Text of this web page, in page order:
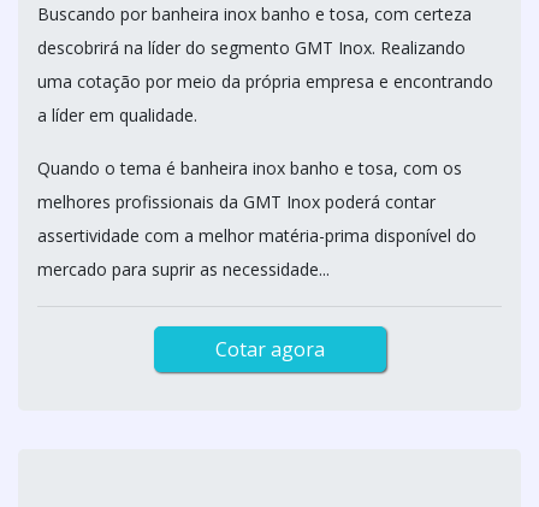
Buscando por banheira inox banho e tosa, com certeza
descobrirá na líder do segmento GMT Inox. Realizando
uma cotação por meio da própria empresa e encontrando
a líder em qualidade.
Quando o tema é banheira inox banho e tosa, com os
melhores profissionais da GMT Inox poderá contar
assertividade com a melhor matéria-prima disponível do
mercado para suprir as necessidade...
Cotar agora